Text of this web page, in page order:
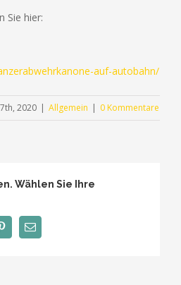
Sie hier:
auf-autobahn/
2020 | Allgemein | 0 Kommentare
Wählen Sie Ihre
PinterestE-
Mail